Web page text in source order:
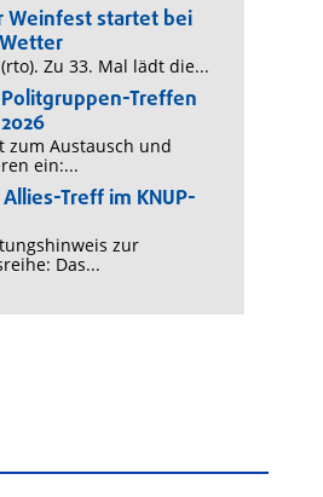
Weinfest startet bei
Zu 33. Mal lädt die...
Treffen
zum Austausch und
ein:...
Treff im KNUP-
zur
Das...